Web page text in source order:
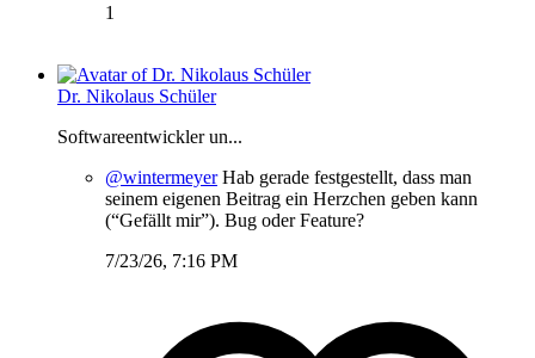
1
Dr. Nikolaus Schüler
Softwareentwickler un...
@wintermeyerHab gerade festgestellt, dass man
seinem eigenen Beitrag ein Herzchen geben kann
(“Gefällt mir”). Bug oder Feature?
7/23/26, 7:16 PM